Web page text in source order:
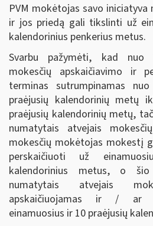
PVM mokėtojas savo iniciatyva
ir jos priedą gali tikslinti už
kalendorinius penkerius metus.
Svarbu pažymėti, kad nuo
mokesčių apskaičiavimo ir
terminas sutrumpinamas
praėjusių kalendorinių metų
praėjusių kalendorinių metų,
numatytais atvejais
mokesčių mokėtojas mokestį
perskaičiuoti už
kalendorinius metus, o
numatytais atvejais
apskaičiuojamas ir / ar
einamuosius ir 10 praėjusių